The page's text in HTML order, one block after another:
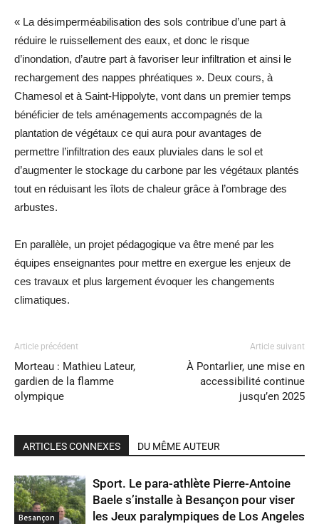
« La désimperméabilisation des sols contribue d’une part à
réduire le ruissellement des eaux, et donc le risque
d’inondation, d’autre part à favoriser leur infiltration et ainsi le
rechargement des nappes phréatiques ». Deux cours, à
Chamesol et à Saint-Hippolyte, vont dans un premier temps
bénéficier de tels aménagements accompagnés de la
plantation de végétaux ce qui aura pour avantages de
permettre l’infiltration des eaux pluviales dans le sol et
d’augmenter le stockage du carbone par les végétaux plantés
tout en réduisant les îlots de chaleur grâce à l’ombrage des
arbustes.
En parallèle, un projet pédagogique va être mené par les
équipes enseignantes pour mettre en exergue les enjeux de
ces travaux et plus largement évoquer les changements
climatiques.
Article précédent
Morteau : Mathieu Lateur,
gardien de la flamme
olympique
Article suivant
À Pontarlier, une mise en
accessibilité continue
jusqu’en 2025
ARTICLES CONNEXES DU MÊME AUTEUR
Besançon
Sport. Le para-athlète Pierre-Antoine
Baele s’installe à Besançon pour viser
les Jeux paralympiques de Los Angeles